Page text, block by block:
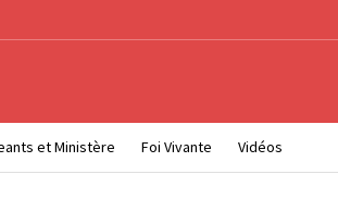
et Ministère Foi Vivante Vidéos